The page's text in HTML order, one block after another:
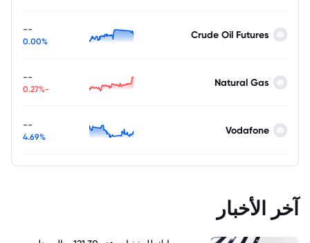
Crude Oil Futures
--
0.00%
Natural Gas
--
-0.27%
Vodafone
--
4.69%
آخر الأخبار